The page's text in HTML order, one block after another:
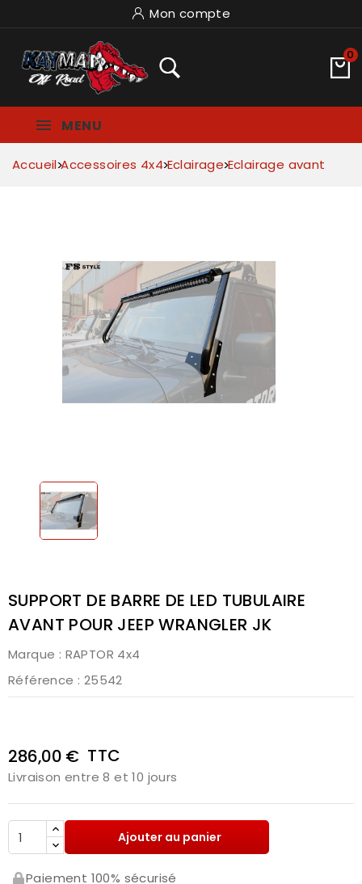
Mon compte
0
MENU
Accueil Accessoires 4x4 Eclairage Eclairage avant
SUPPORT DE BARRE DE LED TUBULAIRE
AVANT POUR JEEP WRANGLER JK
Marque : RAPTOR 4x4
Référence : 25542
286,00 € TTC
Livraison entre 8 et 10 jours
Ajouter au panier
Paiement 100% sécurisé